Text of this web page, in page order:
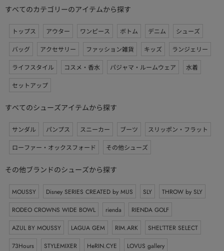
すべてのカテゴリーのアイテムから探す
トップス アウター ワンピース ボトム デニム
シューズ
バッグ
アクセサリー ファッション雑貨 キッズ
ランジェリー
ライフスタイル
コスメ・香水 パジャマ・ルームウェア
水着
セットアップ
すべてのシューズアイテムから探す
サンダル パンプス スニーカー ブーツ
スリッポン・フラット
ローファー・オックスフォード
その他シューズ
その他ブランドのシューズから探す
MOUSSY Disney SERIES CREATED by MUS SLY
THROW by SLY
RODEO CROWNS WIDE BOWL
rienda
RIENDA GOLF
AZUL BY MOUSSY
LAGUA GEM RIM.ARK
SHEL’TTER SELECT
73Hours
STYLEMIXER HeRIN.CYE LOVUS gallery